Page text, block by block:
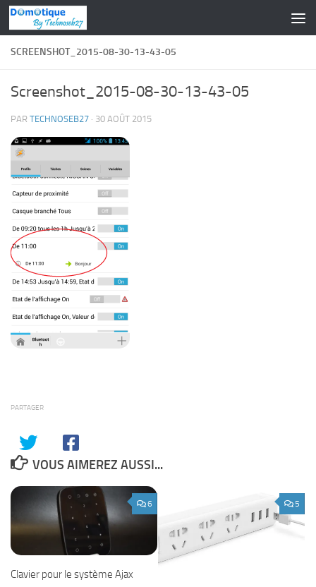
Skip to content
SCREENSHOT_2015-08-30-13-43-05
Screenshot_2015-08-30-13-43-05
PAR TECHNOSEB27 · 30 AOÛT 2015
PARTAGER
VOUS AIMEREZ AUSSI...
6
Clavier pour le système Ajax
5